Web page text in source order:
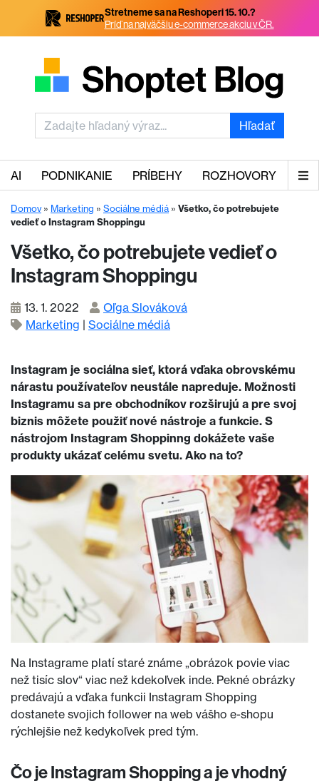
Stretneme sa na Reshoperi 15. 10.?
Príď na najväčšiu e-commerce akciu v ČR.
Hľadať
AI PODNIKANIE PRÍBEHY ROZHOVORY
Domov» Marketing » Sociálne médiá » Všetko, čo potrebujete
vedieť o Instagram Shoppingu
Všetko, čo potrebujete vedieť o
Instagram Shoppingu
13. 1. 2022
Oľga Slováková
Marketing | Sociálne médiá
Instagram je sociálna sieť, ktorá vďaka obrovskému
nárastu používateľov neustále napreduje. Možnosti
Instagramu sa pre obchodníkov rozširujú a pre svoj
biznis môžete použiť nové nástroje a funkcie. S
nástrojom Instagram Shoppinng dokážete vaše
produkty ukázať celému svetu. Ako na to?
Na Instagrame platí staré známe „obrázok povie viac
než tisíc slov“ viac než kdekoľvek inde. Pekné obrázky
predávajú a vďaka funkcii Instagram Shopping
dostanete svojich follower na web vášho e-shopu
rýchlejšie než kedykoľvek pred tým.
Čo je Instagram Shopping a je vhodný